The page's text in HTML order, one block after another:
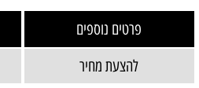
פרטים נוספים
להצעת מחיר